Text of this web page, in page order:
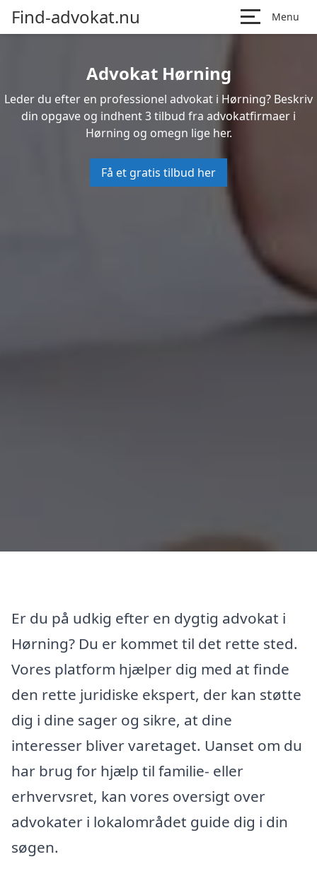
Find-advokat.nu Menu
Advokat Hørning
Leder du efter en professionel advokat i Hørning? Beskriv
din opgave og indhent 3 tilbud fra advokatfirmaer i
Hørning og omegn lige her.
Få et gratis tilbud her
Er du på udkig efter en dygtig advokat i
Hørning? Du er kommet til det rette sted.
Vores platform hjælper dig med at finde
den rette juridiske ekspert, der kan støtte
dig i dine sager og sikre, at dine
interesser bliver varetaget. Uanset om du
har brug for hjælp til familie- eller
erhvervsret, kan vores oversigt over
advokater i lokalområdet guide dig i din
søgen.